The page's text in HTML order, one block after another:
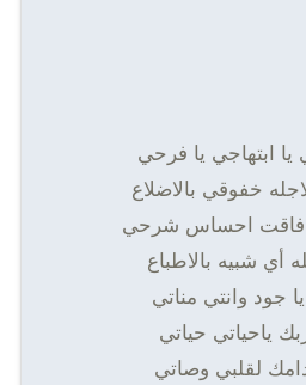
ابتهاجي يا فرحي
خفوقي بالاضلاع
فاقت احساس شرحي
أي شبيه بالاطباع
يا جود وانتي مناتي
ياحياتي حياتي
لقلبي وصاتي